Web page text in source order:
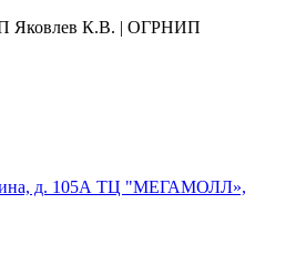
Яковлев К.В. | ОГРНИП
д. 105А ТЦ "МЕГАМОЛЛ»,